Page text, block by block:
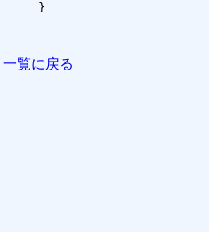
}
一覧に戻る